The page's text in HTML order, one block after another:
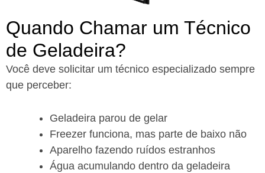
Quando Chamar um Técnico
de Geladeira?​
Você deve solicitar um técnico especializado sempre
que perceber:
Geladeira parou de gelar
Freezer funciona, mas parte de baixo não
Aparelho fazendo ruídos estranhos
Água acumulando dentro da geladeira